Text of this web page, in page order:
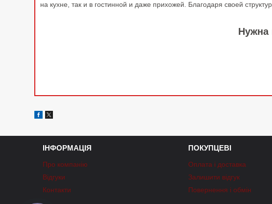
на кухне, так и в гостинной и даже прихожей. Благодаря своей
Нужна
ІНФОРМАЦІЯ
Про компанію
Відгуки
Контакти
ПОКУПЦЕВІ
Оплата і доставка
Залишити відгук
Повернення і обмін